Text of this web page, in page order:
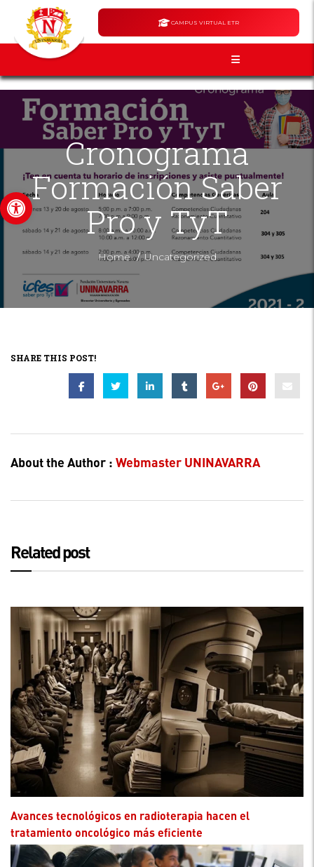
Abrir barra de herramientas
CAMPUS VIRTUAL ETR
Cronograma
Formación Saber
Pro y TyT
Home/Uncategorized
SHARE THIS POST!
About the Author : Webmaster UNINAVARRA
Related post
Avances tecnológicos en radioterapia hacen el
tratamiento oncológico más eficiente